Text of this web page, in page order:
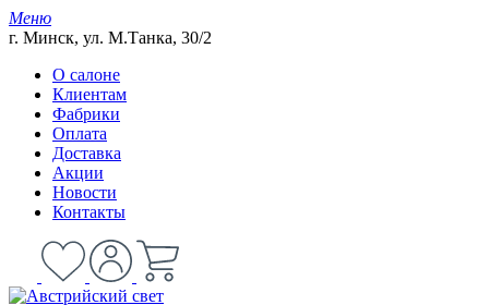
Меню
г. Минск, ул. М.Танка, 30/2
О салоне
Клиентам
Фабрики
Оплата
Доставка
Акции
Новости
Контакты